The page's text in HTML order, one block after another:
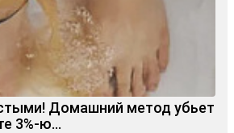
Домашний метод убьет
3%-ю…